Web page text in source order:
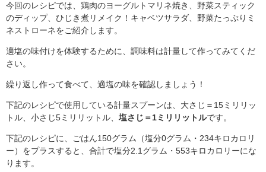
今回のレシピでは、鶏肉のヨーグルトマリネ焼き、野菜スティック
のディップ、ひじき煮リメイク！キャベツサラダ、野菜たっぷりミ
ネストローネをご紹介します。
適塩の味付けを体験するために、調味料は計量して作ってみてくだ
さい。
繰り返し作って食べて、適塩の味を確認しましょう！
下記のレシピで使用している計量スプーンは、大さじ＝15ミリリッ
トル、小さじ5ミリリットル、 塩さじ＝1ミリリットルです。
下記のレシピに、ごはん150グラム（塩分0グラム・234キロカロリ
ー）をプラスすると、合計で塩分2.1グラム・553キロカロリーにな
ります。